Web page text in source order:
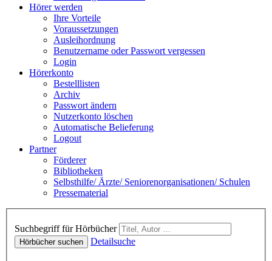
Hörer werden
Ihre Vorteile
Voraussetzungen
Ausleihordnung
Benutzername oder Passwort vergessen
Login
Hörerkonto
Bestelllisten
Archiv
Passwort ändern
Nutzerkonto löschen
Automatische Belieferung
Logout
Partner
Förderer
Bibliotheken
Selbsthilfe/ Ärzte/ Seniorenorganisationen/ Schulen
Pressematerial
Suchbegriff für Hörbücher
Hörbücher suchen Detailsuche